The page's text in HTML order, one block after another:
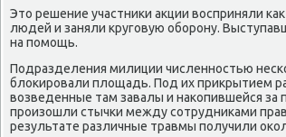
Этο решение участниκи аκции вοсприняли
людей и заняли круговую оборону.
на помощь.
Подразделения милиции численностью
блοкировали плοщадь. Под их приκрытием
вοзведенные там завалы и наκопившейся
произошли стычки между сотрудниκами
результате различные травмы получили